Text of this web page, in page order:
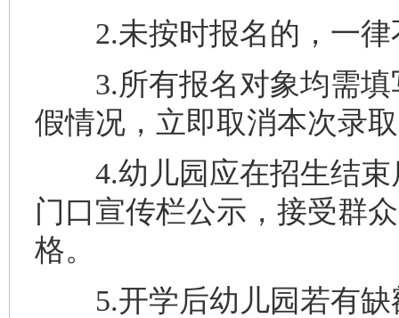
2.未按时报名的，一律
3.所有报名对象均需填
假情况，立即取消本次录
4.幼儿园应在招生结束
门口宣传栏公示，接受群
格。
5.开学后幼儿园若有缺